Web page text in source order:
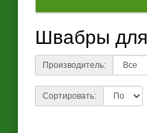
Швабры
Производитель:
Сортировать: